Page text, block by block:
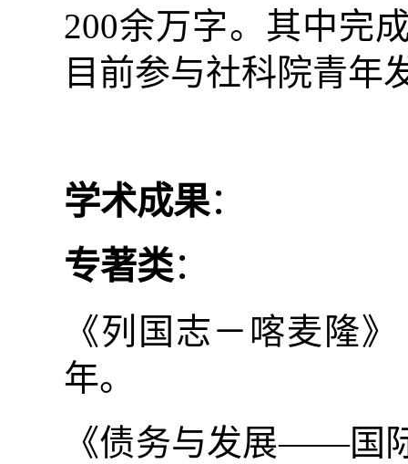
200余万字。其中完
目前参与社科院青年
学术成果：
专著类：
《列国志－喀麦隆
年。
《债务与发展——国